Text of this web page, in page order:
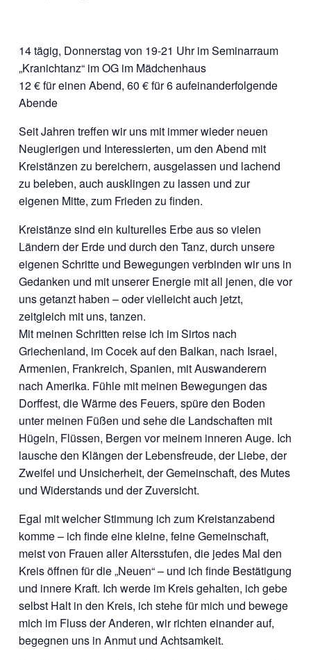
14 tägig, Donnerstag von 19-21 Uhr im Seminarraum
„Kranichtanz“ im OG im Mädchenhaus
12 € für einen Abend, 60 € für 6 aufeinanderfolgende
Abende
Seit Jahren treffen wir uns mit immer wieder neuen
Neugierigen und Interessierten, um den Abend mit
Kreistänzen zu bereichern, ausgelassen und lachend
zu beleben, auch ausklingen zu lassen und zur
eigenen Mitte, zum Frieden zu finden.
Kreistänze sind ein kulturelles Erbe aus so vielen
Ländern der Erde und durch den Tanz, durch unsere
eigenen Schritte und Bewegungen verbinden wir uns in
Gedanken und mit unserer Energie mit all jenen, die vor
uns getanzt haben – oder vielleicht auch jetzt,
zeitgleich mit uns, tanzen.
Mit meinen Schritten reise ich im Sirtos nach
Griechenland, im Cocek auf den Balkan, nach Israel,
Armenien, Frankreich, Spanien, mit Auswanderern
nach Amerika. Fühle mit meinen Bewegungen das
Dorffest, die Wärme des Feuers, spüre den Boden
unter meinen Füßen und sehe die Landschaften mit
Hügeln, Flüssen, Bergen vor meinem inneren Auge. Ich
lausche den Klängen der Lebensfreude, der Liebe, der
Zweifel und Unsicherheit, der Gemeinschaft, des Mutes
und Widerstands und der Zuversicht.
Egal mit welcher Stimmung ich zum Kreistanzabend
komme – ich finde eine kleine, feine Gemeinschaft,
meist von Frauen aller Altersstufen, die jedes Mal den
Kreis öffnen für die „Neuen“ – und ich finde Bestätigung
und innere Kraft. Ich werde im Kreis gehalten, ich gebe
selbst Halt in den Kreis, ich stehe für mich und bewege
mich im Fluss der Anderen, wir richten einander auf,
begegnen uns in Anmut und Achtsamkeit.